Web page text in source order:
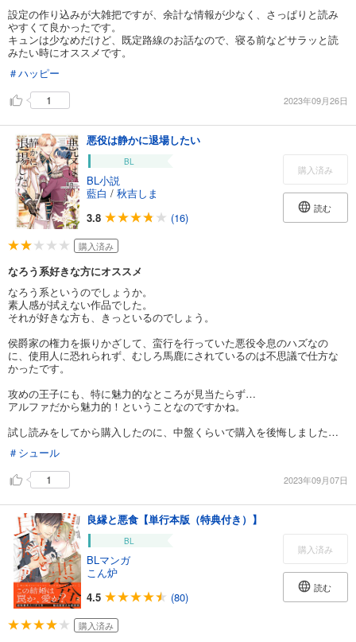
設定の作り込みが大雑把ですが、余計な情報が少なく、さっぱりと読み
やすくて良かったです。
キュンは少なめだけど、既定路線のお話なので、寝る前などサラッと読
みたい時にオススメです。
＃ハッピー
1
2023年09月26日
悪役は静かに退場したい
BL
BL小説
藍白 / 秋吉しま
3.8
(16)
購入済み
読む
購入済み
なろう系好きな方にオススメ
なろう系というのでしょうか。
素人感が拭えない作品でした。
それが好きな方も、きっといるのでしょう。
侯爵家の権力を振りかざして、蛮行を行っていた悪役令息のハズなの
に、使用人に恐れられず、むしろ馬鹿にされているのは不思議で仕方な
かったです。
攻めの王子にも、特に魅力的なところが見当たらず…
アルファだから魅力的！ということなのですかね。
試し読みをしてから購入したのに、中盤くらいで購入を後悔しました…
＃シュール
1
2023年09月07日
良縁と悪食【単行本版（特典付き）】
BL
BLマンガ
こん炉
4.5
(80)
購入済み
読む
購入済み